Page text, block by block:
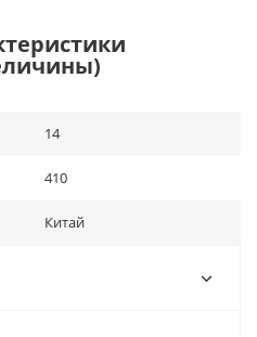
14
410
Китай